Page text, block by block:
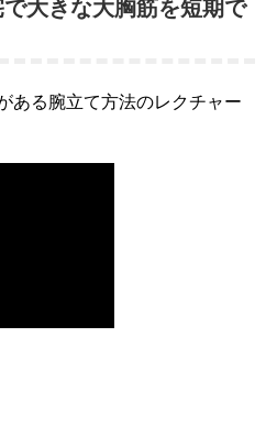
大きな大胸筋を短期で
ある腕立て方法のレクチャー